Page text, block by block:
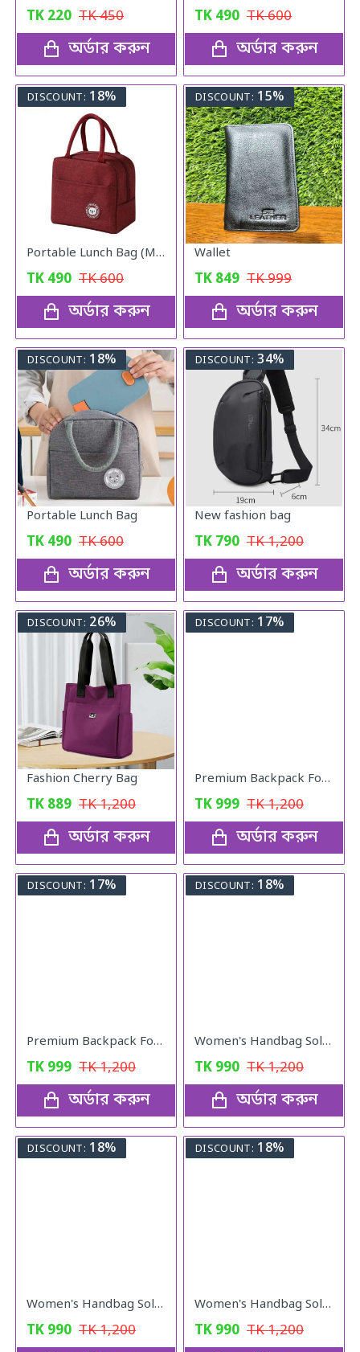
TK 220 TK450
অর্ডার করুন
TK 490 TK600
অর্ডার করুন
DISCOUNT: 18%
Portable Lunch Bag (Maroon)
TK 490 TK600
অর্ডার করুন
DISCOUNT: 15%
Wallet
TK 849 TK999
অর্ডার করুন
DISCOUNT: 18%
Portable Lunch Bag
TK 490 TK600
অর্ডার করুন
DISCOUNT: 34%
New fashion bag
TK 790 TK1,200
অর্ডার করুন
DISCOUNT: 26%
Fashion Cherry Bag
TK 889 TK1,200
অর্ডার করুন
DISCOUNT: 17%
Premium Backpack For Girls (copy colour)
TK 999 TK1,200
অর্ডার করুন
DISCOUNT: 17%
Premium Backpack For Girls (Peach Pink)
TK 999 TK1,200
অর্ডার করুন
DISCOUNT: 18%
Women's Handbag Solid ( blue colour )
TK 990 TK1,200
অর্ডার করুন
DISCOUNT: 18%
Women's Handbag Solid ( black colour )
TK 990 TK1,200
DISCOUNT: 18%
Women's Handbag Solid ( Red colour )
TK 990 TK1,200